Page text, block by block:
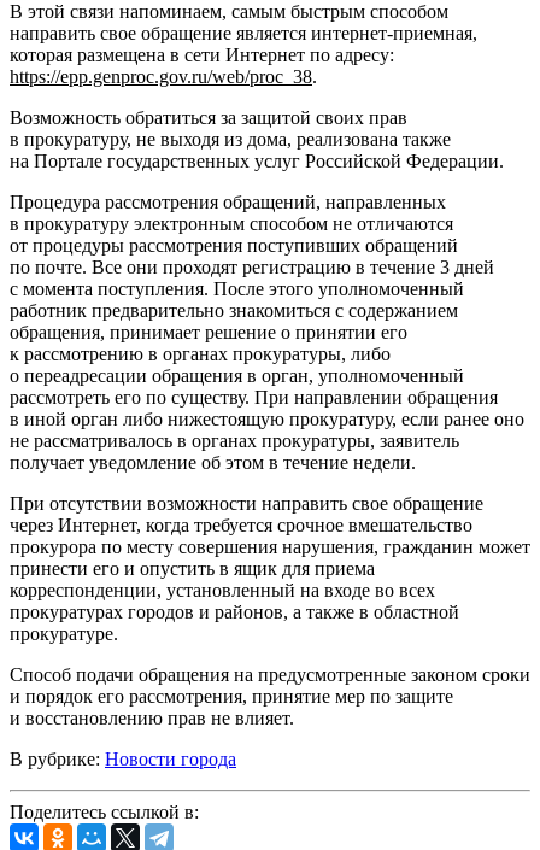
В этой связи напоминаем, самым быстрым способом
направить свое обращение является интернет-приемная,
которая размещена в сети Интернет по адресу:
https://epp.genproc.gov.ru/web/proc_38.
Возможность обратиться за защитой своих прав
в прокуратуру, не выходя из дома, реализована также
на Портале государственных услуг Российской Федерации.
Процедура рассмотрения обращений, направленных
в прокуратуру электронным способом не отличаются
от процедуры рассмотрения поступивших обращений
по почте. Все они проходят регистрацию в течение 3 дней
с момента поступления. После этого уполномоченный
работник предварительно знакомиться с содержанием
обращения, принимает решение о принятии его
к рассмотрению в органах прокуратуры, либо
о переадресации обращения в орган, уполномоченный
рассмотреть его по существу. При направлении обращения
в иной орган либо нижестоящую прокуратуру, если ранее оно
не рассматривалось в органах прокуратуры, заявитель
получает уведомление об этом в течение недели.
При отсутствии возможности направить свое обращение
через Интернет, когда требуется срочное вмешательство
прокурора по месту совершения нарушения, гражданин может
принести его и опустить в ящик для приема
корреспонденции, установленный на входе во всех
прокуратурах городов и районов, а также в областной
прокуратуре.
Способ подачи обращения на предусмотренные законом сроки
и порядок его рассмотрения, принятие мер по защите
и восстановлению прав не влияет.
В рубрике: Новости города
Поделитесь ссылкой в: